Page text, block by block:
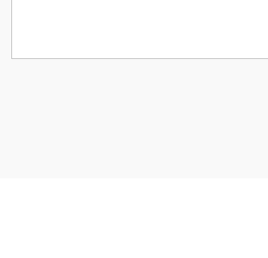
Görüş ve önerileriniz için teşekkür ederiz.